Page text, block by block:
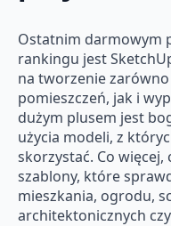
Ostatnim darmowym
rankingu jest
na tworzenie
pomieszczeń, jak i
dużym plusem jest
użycia modeli, z
skorzystać. Co
szablony, które
mieszkania, ogrodu,
architektonicznych